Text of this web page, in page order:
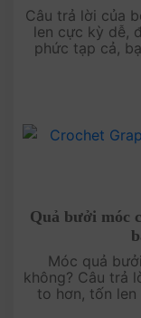
Câu trả lời của
len cực kỳ dễ,
phức tạp cả,
Quả bưởi móc
Móc quả
không? Câu trả
to hơn, tốn